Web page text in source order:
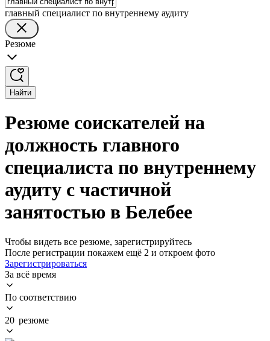
главный специалист по внутреннему аудиту
Резюме
Найти
Резюме соискателей на
должность главного
специалиста по внутреннему
аудиту с частичной
занятостью в Белебее
Чтобы видеть все резюме, зарегистрируйтесь
После регистрации покажем ещё 2 и откроем фото
Зарегистрироваться
За всё время
По соответствию
20 резюме